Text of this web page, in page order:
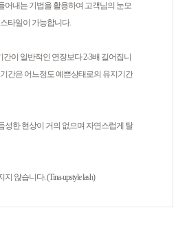
어내는 기법을 활용하여 고객님의 눈모
타일이 가능합니다.
이 일반적인 연장보다 2-3배 길어집니
간은 어느정도 예쁜상태로의 유지기간
성한 현상이 거의 없으며 자연스럽게 탈
않습니다. (Tina-upstyle lash)